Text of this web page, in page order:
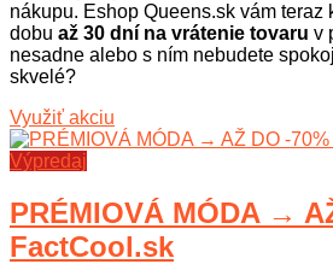
nákupu. Eshop Queens.sk vám teraz
dobu až 30 dní na vrátenie tovaru v
nesadne alebo s ním nebudete
skvelé?
Využiť akciu
Výpredaj
PRÉMIOVÁ MÓDA →
FactCool.sk